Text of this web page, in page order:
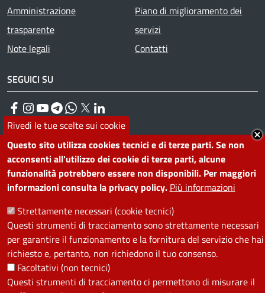
Rivedi le tue scelte sui cookie
Questo sito utilizza cookies tecnici e di terze parti. Se non
acconsenti all'utilizzo dei cookie di terze parti, alcune
funzionalità potrebbero essere non disponibili. Per maggiori
informazioni consulta la privacy policy. Più informazioni
Strettamente necessari (cookie tecnici)
Questi strumenti di tracciamento sono strettamente necessari
per garantire il funzionamento e la fornitura del servizio che hai
richiesto e, pertanto, non richiedono il tuo consenso.
Facoltativi (non tecnici)
Questi strumenti di tracciamento ci permettono di misurare il
Amministrazione
trasparente
Note legali
Piano di miglioramento dei
servizi
Contatti
SEGUICI SU
Facebook
Instagram
YouTube
Telegram
WhatsApp
Twitter
PRIVACY
Useful links section
La Privacy nel Comune
PRIVACY